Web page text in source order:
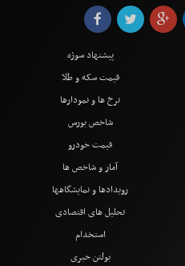
پیشنهاد سوژه
قیمت سکه و طلا
نرخ ها و نمودارها
شاخص بورس
قیمت خودرو
آمار و شاخص ها
رویدادها و نمایشگاهها
تحلیل های اقتصادی
استخدام
بولتن خبری